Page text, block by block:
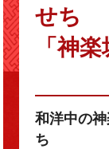
せち
「神
和洋中の
ち